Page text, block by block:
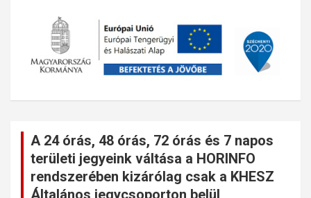
A 24 órás, 48 órás, 72 órás és 7 napos
területi jegyeink váltása a HORINFO
rendszerében kizárólag csak a KHESZ
Általános jegycsoporton belül